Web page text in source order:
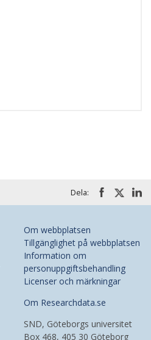
Dela:
Om webbplatsen
Tillgänglighet på webbplatsen
Information om
personuppgiftsbehandling
Licenser och märkningar
Om Researchdata.se
SND, Göteborgs universitet
Box 468, 405 30 Göteborg